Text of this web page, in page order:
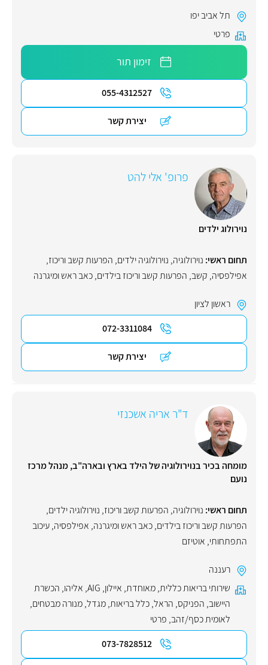
תל אביב יפו
פרטי
זימון תור
055-4312527
יצירת קשר
פרופ' אלי להט
נוירולוג ילדים
תחום ראשי: נוירולוגיה, נוירולוגיה ילדים, הפרעות קשב וריכוז,
אפילפסיה, קשב, הפרעות קשב וריכוז בילדים,כאב ראש ומיגרנה
ראשון לציון
072-3311084
יצירת קשר
ד"ר אריה אשכנזי
מומחה בכיר בנוירולוגיה של הילד בארץ ובארה"ב, מנהל מרכז
נועם
תחום ראשי: נוירולוגיה, הפרעות קשב וריכוז, נוירולוגיה ילדים,
הפרעות קשב וריכוז בילדים,כאב ראש ומיגרנה, אפילפסיה,עיכוב
התפתחותי, אוטיזם
רעננה
שירותי בריאות כללית,מאוחדת, איילון,
AIG
, אליהו, הכשרת
היישוב, הפניקס, הראל,כלל בריאות,מגדל,מנורה מבטחים,
לאומית כסף/זהב, פרטי
073-7828512